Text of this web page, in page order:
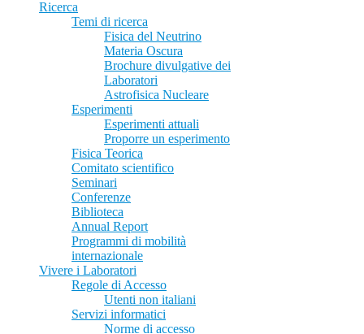
Ricerca
Temi di ricerca
Fisica del Neutrino
Materia Oscura
Brochure divulgative dei
Laboratori
Astrofisica Nucleare
Esperimenti
Esperimenti attuali
Proporre un esperimento
Fisica Teorica
Comitato scientifico
Seminari
Conferenze
Biblioteca
Annual Report
Programmi di mobilità
internazionale
Vivere i Laboratori
Regole di Accesso
Utenti non italiani
Servizi informatici
Norme di accesso